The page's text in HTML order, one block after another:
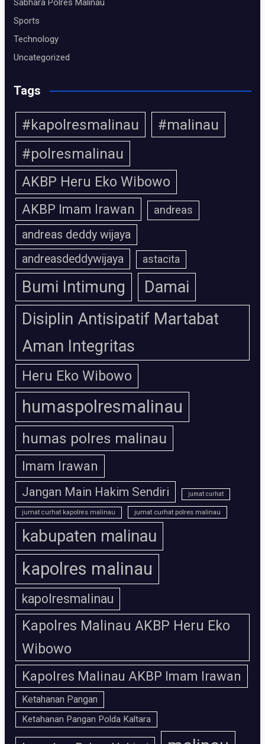
Sabhara Polres Malinau
Sports
Technology
Uncategorized
Tags
#kapolresmalinau
#malinau
#polresmalinau
AKBP Heru Eko Wibowo
AKBP Imam Irawan andreas
andreas deddy wijaya
andreasdeddywijaya
astacita
Bumi Intimung
Damai
Disiplin Antisipatif Martabat
Aman Integritas
Heru Eko Wibowo
humaspolresmalinau
humas polres malinau
Imam Irawan
Jangan Main Hakim Sendiri jumat curhat
jumat curhat kapolres malinau jumat curhat polres malinau
kabupaten malinau
kapolres malinau
kapolresmalinau
Kapolres Malinau AKBP Heru Eko
Wibowo
Kapolres Malinau AKBP Imam Irawan
Ketahanan Pangan
Ketahanan Pangan Polda Kaltara